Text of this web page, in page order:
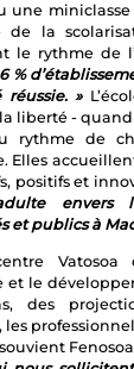
une
de la
le rythme de
%
»
liberté -
de
Elles
positifs et
et publics à
Vatosoa
le
des